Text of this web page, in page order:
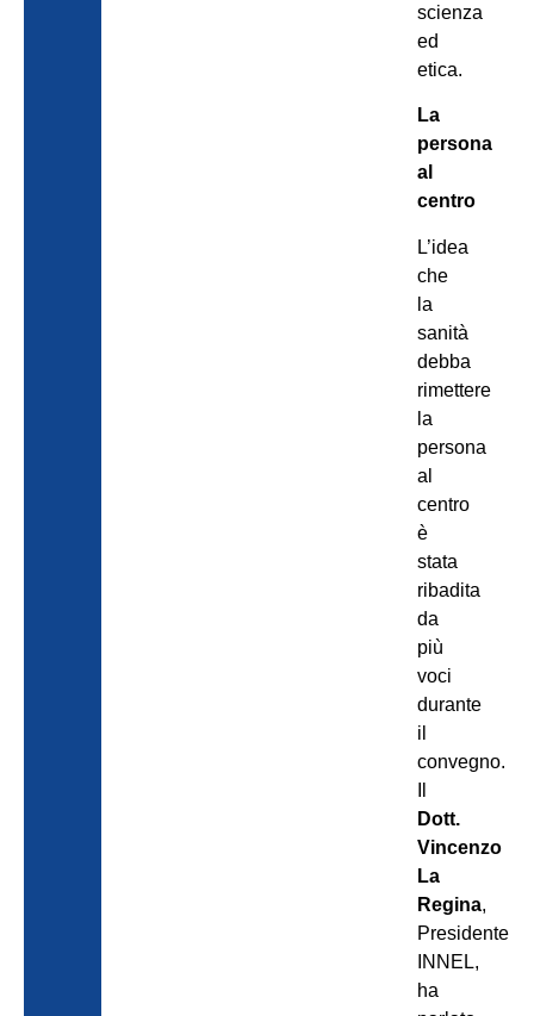
scienza
ed
etica.
La
persona
al
centro
L’idea
che
la
sanità
debba
rimettere
la
persona
al
centro
è
stata
ribadita
da
più
voci
durante
il
convegno.
Dott.
Vincenzo
La
Regina,
Presidente
INNEL,
ha